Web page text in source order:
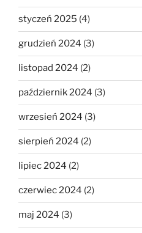
styczeń 2025 (4)
grudzień 2024 (3)
listopad 2024 (2)
październik 2024 (3)
wrzesień 2024 (3)
sierpień 2024 (2)
lipiec 2024 (2)
czerwiec 2024 (2)
maj 2024 (3)